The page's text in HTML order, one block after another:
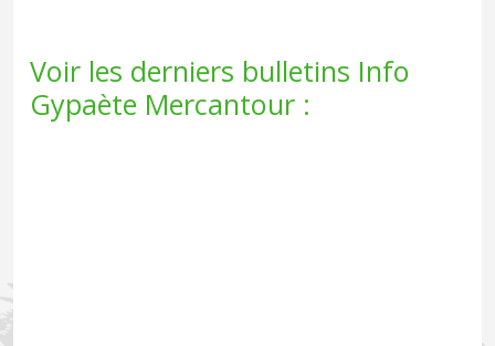
Voir les derniers bulletins Info
Gypaète Mercantour :